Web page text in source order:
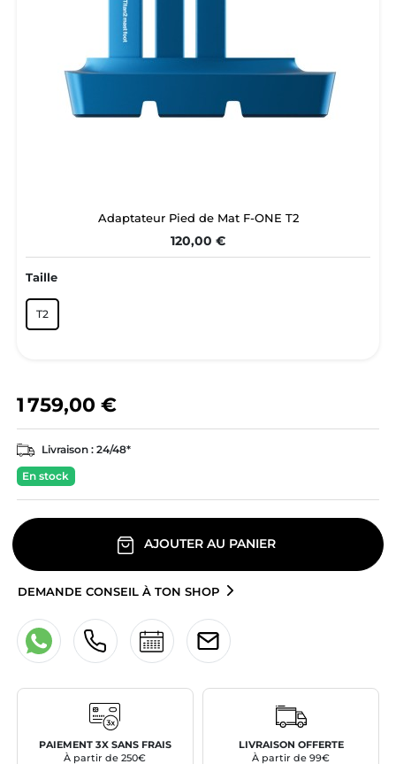
Adaptateur Pied de Mat F-ONE T2
120,00 €
Taille
T2
1 759,00 €
Livraison : 24/48*
En stock
AJOUTER AU PANIER
DEMANDE CONSEIL À TON SHOP
PAIEMENT 3X SANS FRAIS
À partir de 250€
LIVRAISON OFFERTE
À partir de 99€